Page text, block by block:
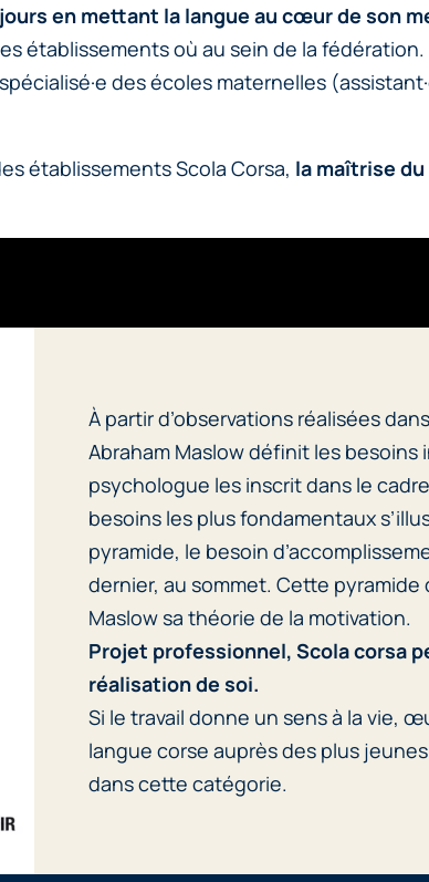
en mettant la langue au cœur de son
établissements où au sein de la fédération.
des écoles maternelles
établissements Scola Corsa, la maîtrise
À partir d’observations réalisées
Abraham Maslow définit les besoins
psychologue les inscrit dans le
besoins les plus fondamentaux
pyramide, le besoin
dernier, au sommet. Cette
Maslow sa théorie de la motivation.
Projet professionnel, Scola corsa
réalisation de soi.
Si le travail donne un sens à la vie,
langue corse auprès des plus
dans cette catégorie.